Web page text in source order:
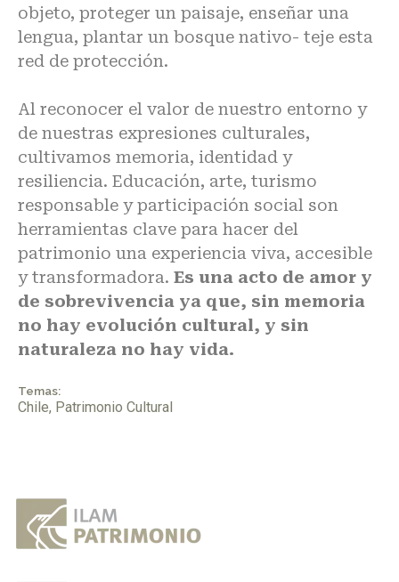
objeto, proteger un paisaje, enseñar una
lengua, plantar un bosque nativo- teje esta
red de protección.
Al reconocer el valor de nuestro entorno y
de nuestras expresiones culturales,
cultivamos memoria, identidad y
resiliencia. Educación, arte, turismo
responsable y participación social son
herramientas clave para hacer del
patrimonio una experiencia viva, accesible
y transformadora. Es una acto de amor y
de sobrevivencia ya que, sin memoria
no hay evolución cultural, y sin
naturaleza no hay vida.
Temas:
Chile, Patrimonio Cultural